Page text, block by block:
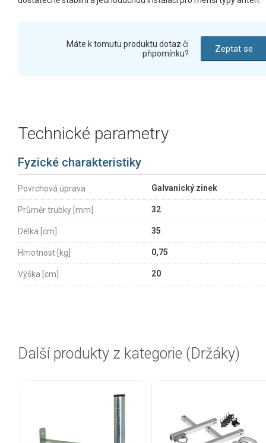
Máte k tomutu produktu dotaz či
připomínku?
Zeptat se
Technické parametry
Fyzické charakteristiky
Povrchová úprava Galvanický zinek
Průměr trubky [mm] 32
Délka [cm] 35
Hmotnost [kg] 0,75
Výška [cm] 20
Další produkty z kategorie (Držáky)